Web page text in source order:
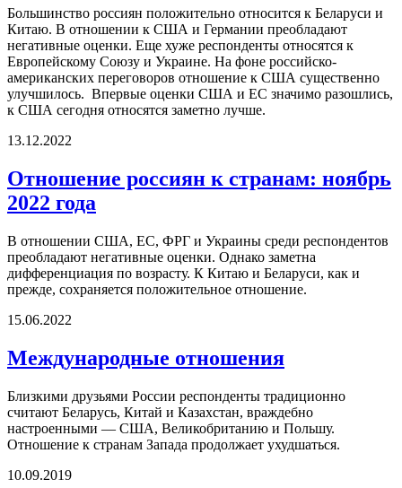
Большинство россиян положительно относится к Беларуси и
Китаю. В отношении к США и Германии преобладают
негативные оценки. Еще хуже респонденты относятся к
Европейскому Союзу и Украине. На фоне российско-
американских переговоров отношение к США существенно
улучшилось. Впервые оценки США и ЕС значимо разошлись,
к США сегодня относятся заметно лучше.
13.12.2022
Отношение россиян к странам: ноябрь
2022 года
В отношении США, ЕС, ФРГ и Украины среди респондентов
преобладают негативные оценки. Однако заметна
дифференциация по возрасту. К Китаю и Беларуси, как и
прежде, сохраняется положительное отношение.
15.06.2022
Международные отношения
Близкими друзьями России респонденты традиционно
считают Беларусь, Китай и Казахстан, враждебно
настроенными — США, Великобританию и Польшу.
Отношение к странам Запада продолжает ухудшаться.
10.09.2019